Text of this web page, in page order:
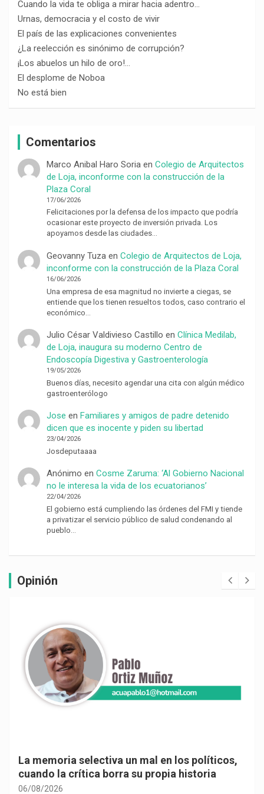
Cuando la vida te obliga a mirar hacia adentro…
Urnas, democracia y el costo de vivir
El país de las explicaciones convenientes
¿La reelección es sinónimo de corrupción?
¡Los abuelos un hilo de oro!…
El desplome de Noboa
No está bien
Comentarios
Marco Anibal Haro Soriaen Colegio de Arquitectos
de Loja, inconforme con la construcción de la
Plaza Coral
17/06/2026
Felicitaciones por la defensa de los impacto que podría
ocasionar este proyecto de inversión privada. Los
apoyamos desde las ciudades…
Geovanny Tuzaen Colegio de Arquitectos de Loja,
inconforme con la construcción de la Plaza Coral
16/06/2026
Una empresa de esa magnitud no invierte a ciegas, se
entiende que los tienen resueltos todos, caso contrario el
económico…
Julio César Valdivieso Castillo en Clínica Medilab,
de Loja, inaugura su moderno Centro de
Endoscopía Digestiva y Gastroenterología
19/05/2026
Buenos días, necesito agendar una cita con algún médico
gastroenterólogo
Jose en Familiares y amigos de padre detenido
dicen que es inocente y piden su libertad
23/04/2026
Josdeputaaaa
Anónimo en Cosme Zaruma: ‘Al Gobierno Nacional
no le interesa la vida de los ecuatorianos’
22/04/2026
El gobierno está cumpliendo las órdenes del FMI y tiende
a privatizar el servicio público de salud condenando al
pueblo…
Opinión
La memoria selectiva un mal en los políticos,
cuando la crítica borra su propia historia
06/08/2026